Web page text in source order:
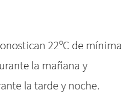
22ºC de mínima
la mañana y
la tarde y noche.